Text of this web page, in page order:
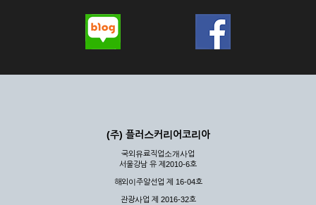
(주) 플러스커리어코리아
국외유료직업소개사업
서울강남 유 제2010-6호
해외이주알선업 제 16-04호
관광사업 제 2016-32호